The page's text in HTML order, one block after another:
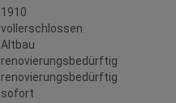
1910
vollerschlossen
Altbau
renovierungsbedürftig
renovierungsbedürftig
sofort